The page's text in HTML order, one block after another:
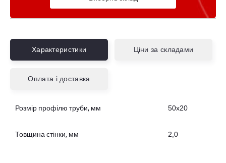
Характеристики Ціни за складами
Оплата і доставка
Розмір профілю труби, мм 50х20
Товщина стінки, мм 2,0